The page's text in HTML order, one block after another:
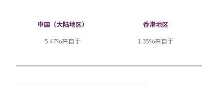
中国（大陆地区）
5.47%来自于
香港地区
1.35%来自于